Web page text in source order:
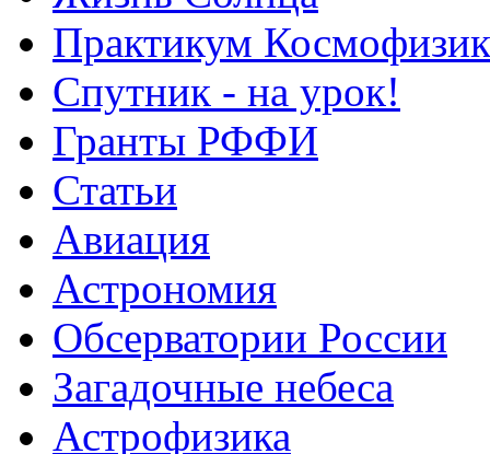
Практикум
Спутник - на урок!
Гранты РФФИ
Статьи
Авиация
Астрономия
Обсерватории России
Загадочные небеса
Астрофизика